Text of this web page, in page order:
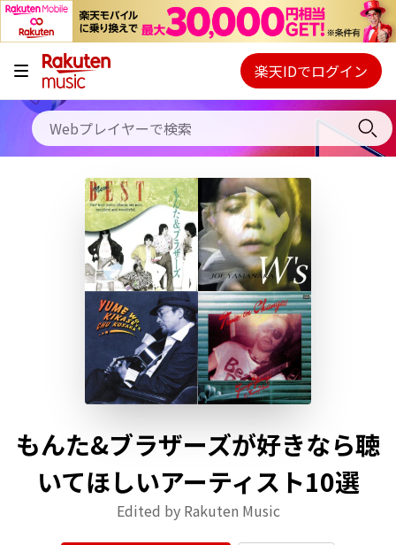
キャンペーン
料金プラン
使い方
初回30日間無料お試し
Webプレイヤー
ご契約内容の確認・変更
楽天IDでログイン
もんた&ブラザーズが好きなら聴
いてほしいアーティスト10選
Edited by Rakuten Music